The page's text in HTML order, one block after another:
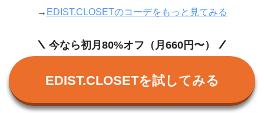
→ EDIST.CLOSETのコーデをもっと見てみる
今なら初月80%オフ（月660円〜）
EDIST.CLOSETを試してみる